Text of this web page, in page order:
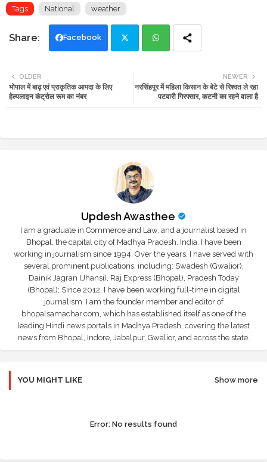
Tags National weather
Facebook
ats
NEWER
नरसिंहपुर में महिला किसान के बेटे से रिश्वत ले रहा
पटवारी गिरफ्तार, कटनी का रहने वाला है
OLDER
भोपाल में बाढ़ एवं प्राकृतिक आपदा के लिए
हेल्पलाइन कंट्रोल रूम का नंबर
Updesh Awasthee
I am a graduate in Commerce and Law, and a journalist based in
Bhopal, the capital city of Madhya Pradesh, India. I have been
working in journalism since 1994. Over the years, I have served with
several prominent publications, including: Swadesh (Gwalior),
Dainik Jagran (Jhansi), Raj Express (Bhopal), Pradesh Today
(Bhopal); Since 2012, I have been working full-time in digital
journalism. I am the founder member and editor of
bhopalsamachar.com, which has established itself as one of the
leading Hindi news portals in Madhya Pradesh, covering the latest
news from Bhopal, Indore, Jabalpur, Gwalior, and across the state.
YOU MIGHT LIKE Show more
Error: No results found